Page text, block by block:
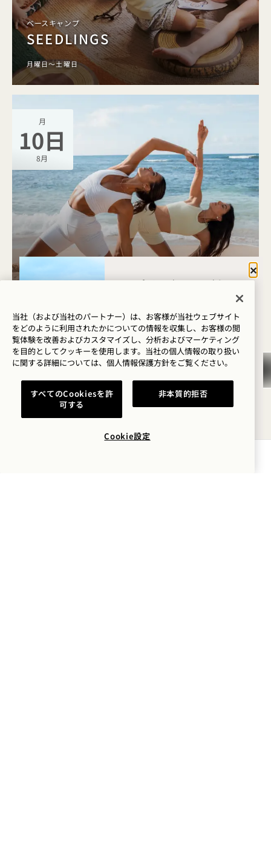
ベースキャンプ
SEEDLINGS
月曜日～土曜日
月
10日
8月
Anatomy集合
月曜日～日曜日
月
10日
閉じ
ハナレイ・ベイに
でいらっしゃいま
したか？
ウェルネス
ゴルフ
ロマンス
当社（および当社のパートナー）は、お客様が当社ウェブサイト
をどのように利用されたかについての情報を収集し、お客様の閲
覧体験を改善およびカスタマイズし、分析およびマーケティング
を目的としてクッキーを使用します。当社の個人情報の取り扱い
に関する詳細については、 個人情報保護方針をご覧ください。
すべてのCookiesを許
可する
非本質的拒否
Cookie設定